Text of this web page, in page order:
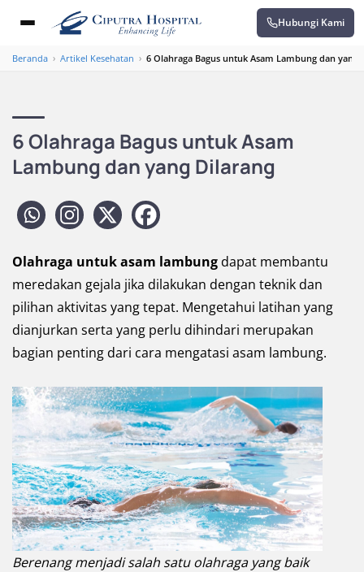
Hubungi Kami
Beranda › Artikel Kesehatan › 6 Olahraga Bagus untuk Asam Lambung dan yang
6 Olahraga Bagus untuk Asam
Lambung dan yang Dilarang
Olahraga untuk asam lambung dapat membantu
meredakan gejala jika dilakukan dengan teknik dan
pilihan aktivitas yang tepat. Mengetahui latihan yang
dianjurkan serta yang perlu dihindari merupakan
bagian penting dari cara mengatasi asam lambung.
Berenang menjadi salah satu olahraga yang baik